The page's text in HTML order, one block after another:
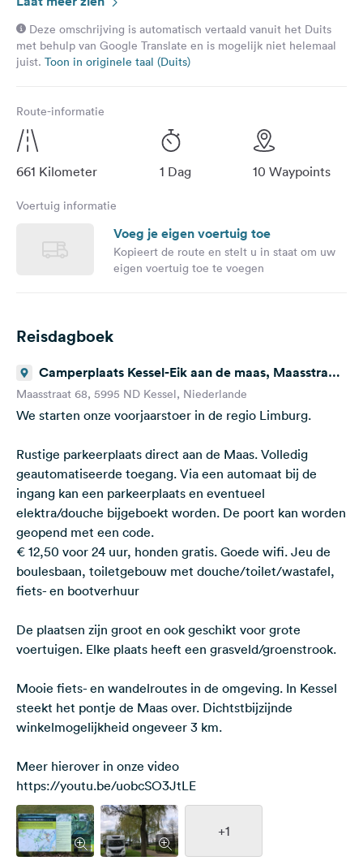
Instagram
reiservaringen wilt zien, klik dan op ons YouTube-kanaal.
👉 op pad met de Beckers
Deze omschrijving is automatisch vertaald vanuit het Duits
met behulp van Google Translate en is mogelijk niet helemaal
juist. Toon in originele taal (Duits)
Route-informatie
661 Kilometer 1 Dag 10 Waypoints
Voertuig informatie
Voeg je eigen voertuig toe
Kopieert de route en stelt u in staat om uw
eigen voertuig toe te voegen
Reisdagboek
Camperplaats Kessel-Eik aan de maas, Maasstraat,
Kessel, Niederlande
Maasstraat 68, 5995 ND Kessel, Niederlande
We starten onze voorjaarstoer in de regio Limburg.
Rustige parkeerplaats direct aan de Maas. Volledig
geautomatiseerde toegang. Via een automaat bij de
ingang kan een parkeerplaats en eventueel
elektra/douche bijgeboekt worden. De poort kan worden
geopend met een code.
€ 12,50 voor 24 uur, honden gratis. Goede wifi. Jeu de
boulesbaan, toiletgebouw met douche/toilet/wastafel,
fiets- en bootverhuur
De plaatsen zijn groot en ook geschikt voor grote
voertuigen. Elke plaats heeft een grasveld/groenstrook.
Mooie fiets- en wandelroutes in de omgeving. In Kessel
steekt het pontje de Maas over. Dichtstbijzijnde
winkelmogelijkheid ongeveer 3 km.
Meer hierover in onze video
https://youtu.be/uobcSO3JtLE
+1